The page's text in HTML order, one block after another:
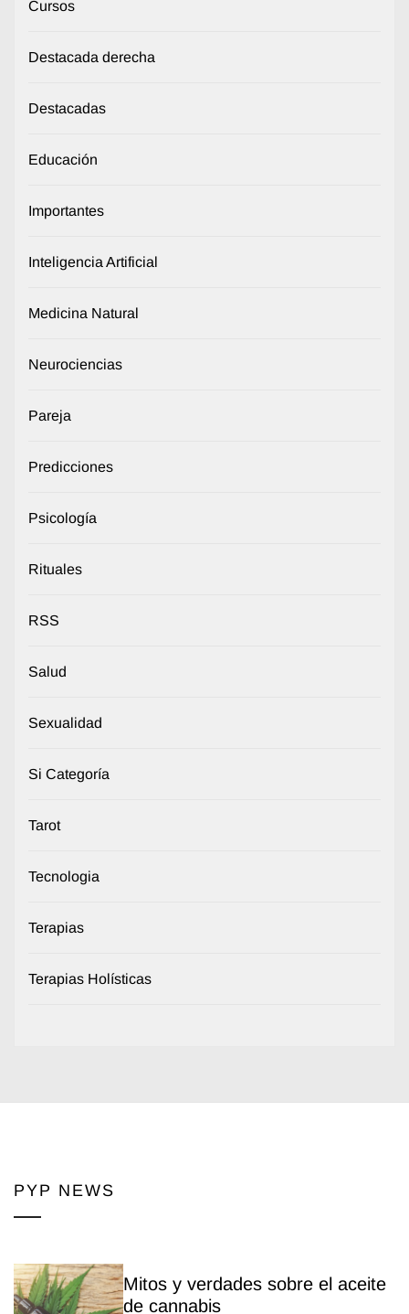
Cursos
Destacada derecha
Destacadas
Educación
Importantes
Inteligencia Artificial
Medicina Natural
Neurociencias
Pareja
Predicciones
Psicología
Rituales
RSS
Salud
Sexualidad
Si Categoría
Tarot
Tecnologia
Terapias
Terapias Holísticas
PYP NEWS
Mitos y verdades sobre el aceite
de cannabis